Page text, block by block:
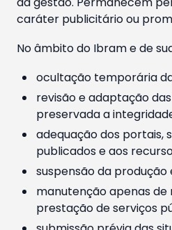
caráter publicitário ou
No âmbito do Ibram e de
ocultação temporária
revisão e adaptação
preservada a
adequação dos portais,
publicados e aos
suspensão da
manutenção apenas de
prestação de serviços